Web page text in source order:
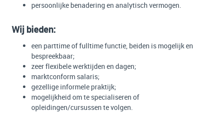
persoonlijke benadering en analytisch vermogen.
Wij bieden:
een parttime of fulltime functie, beiden is mogelijk en
bespreekbaar;
zeer flexibele werktijden en dagen;
marktconform salaris;
gezellige informele praktijk;
mogelijkheid om te specialiseren of
opleidingen/cursussen te volgen.